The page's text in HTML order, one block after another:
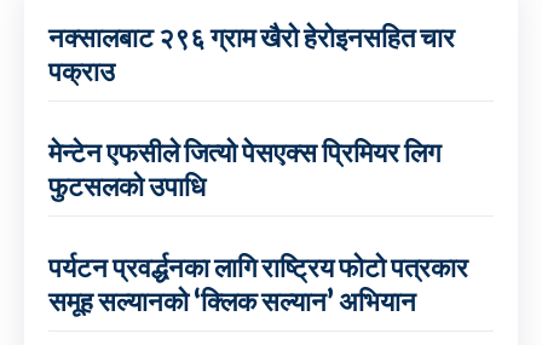
नक्सालबाट २९६ ग्राम खैरो हेरोइनसहित चार
पक्राउ
मेन्टेन एफसीले जित्यो पेसएक्स प्रिमियर लिग
फुटसलको उपाधि
पर्यटन प्रवर्द्धनका लागि राष्ट्रिय फोटो पत्रकार
समूह सल्यानको ‘क्लिक सल्यान’ अभियान